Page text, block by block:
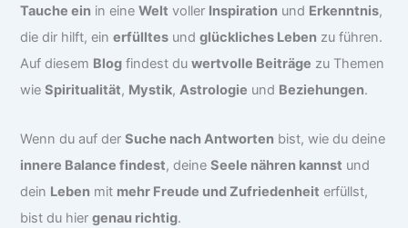
Tauche ein in eineWelt voller Inspiration und Erkenntnis,
die dir hilft, einerfülltes undglückliches Leben zu führen.
Auf diesem Blog findest duwertvolle Beiträge zu Themen
wieSpiritualität, Mystik,Astrologie und Beziehungen.
Wenn du auf derSuche nach Antworten bist, wie du deine
innere Balance findest, deineSeele nähren kannst und
dein Leben mit mehr Freude und Zufriedenheit erfüllst,
bist du hiergenau richtig.